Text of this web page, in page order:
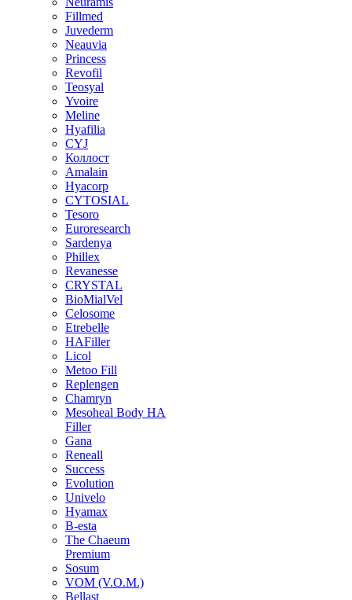
Fillmed
Juvederm
Neauvia
Princess
Revofil
Teosyal
Yvoire
Meline
Hyafilia
CYJ
Коллост
Amalain
Hyacorp
CYTOSIAL
Tesoro
Euroresearch
Sardenya
Phillex
Revanesse
CRYSTAL
BioMialVel
Celosome
Etrebelle
HAFiller
Licol
Metoo Fill
Replengen
Chamryn
Mesoheal Body HA
Filler
Gana
Reneall
Success
Evolution
Univelo
Hyamax
B-esta
The Chaeum
Premium
Sosum
VOM (V.O.M.)
Bellast